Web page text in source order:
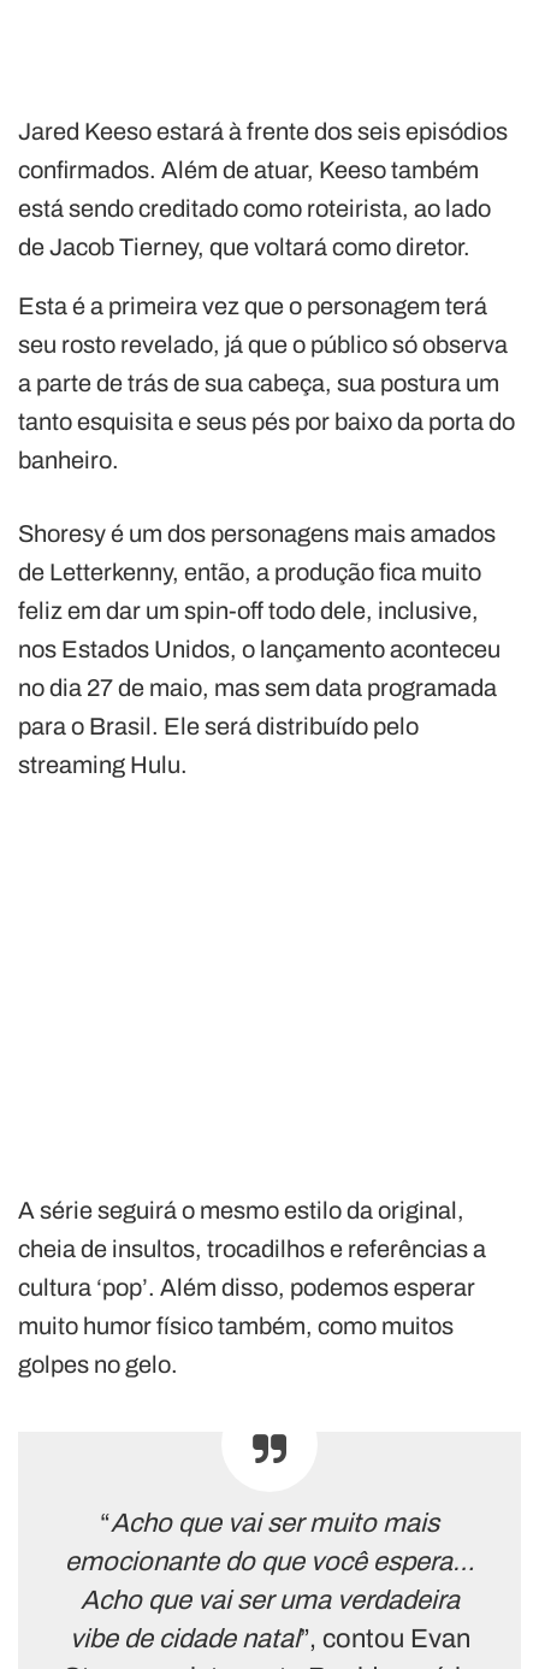
Jared Keeso estará à frente dos seis episódios
confirmados. Além de atuar, Keeso também
está sendo creditado como roteirista, ao lado
de Jacob Tierney, que voltará como diretor.
Esta é a primeira vez que o personagem terá
seu rosto revelado, já que o público só observa
a parte de trás de sua cabeça, sua postura um
tanto esquisita e seus pés por baixo da porta do
banheiro.
Shoresy é um dos personagens mais amados
de Letterkenny, então, a produção fica muito
feliz em dar um spin-off todo dele, inclusive,
nos Estados Unidos, o lançamento aconteceu
no dia 27 de maio, mas sem data programada
para o Brasil. Ele será distribuído pelo
streaming Hulu.
A série seguirá o mesmo estilo da original,
cheia de insultos, trocadilhos e referências a
cultura ‘pop’. Além disso, podemos esperar
muito humor físico também, como muitos
golpes no gelo.
“Acho que vai ser muito mais
emocionante do que você espera…
Acho que vai ser uma verdadeira
vibe de cidade natal”, contou Evan